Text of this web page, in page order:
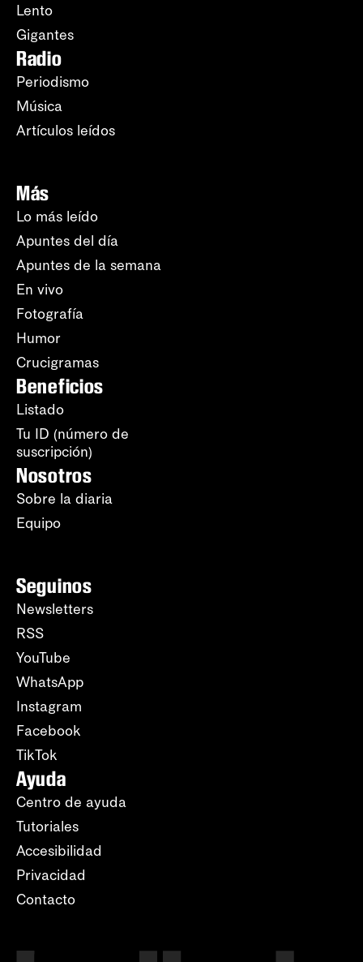
Lento
Gigantes
Radio
Periodismo
Música
Artículos leídos
Más
Lo más leído
Apuntes del día
Apuntes de la semana
En vivo
Fotografía
Humor
Crucigramas
Beneficios
Listado
Tu ID (número de
suscripción)
Nosotros
Sobre la diaria
Equipo
Seguinos
Newsletters
RSS
YouTube
WhatsApp
Instagram
Facebook
TikTok
Ayuda
Centro de ayuda
Tutoriales
Accesibilidad
Privacidad
Contacto